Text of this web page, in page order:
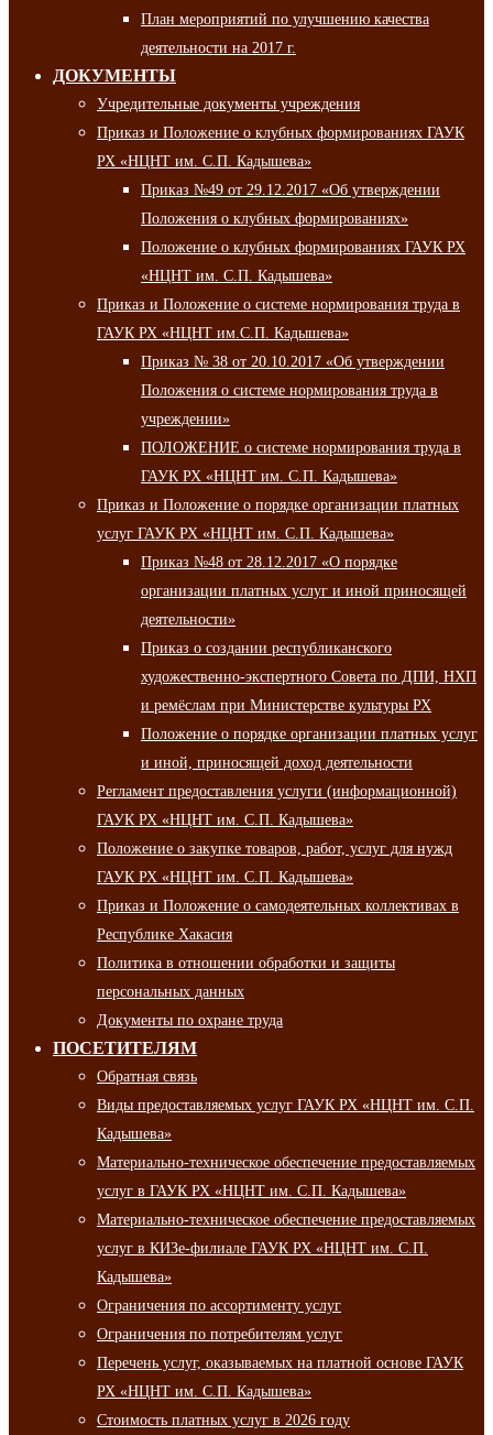
План мероприятий по улучшению качества
деятельности на 2017 г.
ДОКУМЕНТЫ
Учредительные документы учреждения
Приказ и Положение о клубных формированиях ГАУК
РХ «НЦНТ им. С.П. Кадышева»
Приказ №49 от 29.12.2017 «Об утверждении
Положения о клубных формированиях»
Положение о клубных формированиях ГАУК РХ
«НЦНТ им. С.П. Кадышева»
Приказ и Положение о системе нормирования труда в
ГАУК РХ «НЦНТ им.С.П. Кадышева»
Приказ № 38 от 20.10.2017 «Об утверждении
Положения о системе нормирования труда в
учреждении»
ПОЛОЖЕНИЕ о системе нормирования труда в
ГАУК РХ «НЦНТ им. С.П. Кадышева»
Приказ и Положение о порядке организации платных
услуг ГАУК РХ «НЦНТ им. С.П. Кадышева»
Приказ №48 от 28.12.2017 «О порядке
организации платных услуг и иной приносящей
деятельности»
Приказ о создании республиканского
художественно-экспертного Совета по ДПИ, НХП
и ремёслам при Министерстве культуры РХ
Положение о порядке организации платных услуг
и иной, приносящей доход деятельности
Регламент предоставления услуги (информационной)
ГАУК РХ «НЦНТ им. С.П. Кадышева»
Положение о закупке товаров, работ, услуг для нужд
ГАУК РХ «НЦНТ им. С.П. Кадышева»
Приказ и Положение о самодеятельных коллективах в
Республике Хакасия
Политика в отношении обработки и защиты
персональных данных
Документы по охране труда
ПОСЕТИТЕЛЯМ
Обратная связь
Виды предоставляемых услуг ГАУК РХ «НЦНТ им. С.П.
Кадышева»
Материально-техническое обеспечение предоставляемых
услуг в ГАУК РХ «НЦНТ им. С.П. Кадышева»
Материально-техническое обеспечение предоставляемых
услуг в КИЗе-филиале ГАУК РХ «НЦНТ им. С.П.
Кадышева»
Ограничения по ассортименту услуг
Ограничения по потребителям услуг
Перечень услуг, оказываемых на платной основе ГАУК
РХ «НЦНТ им. С.П. Кадышева»
Стоимость платных услуг в 2026 году